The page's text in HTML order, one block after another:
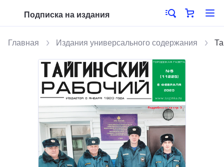
Подписка на издания
Главная Издания универсального содержания